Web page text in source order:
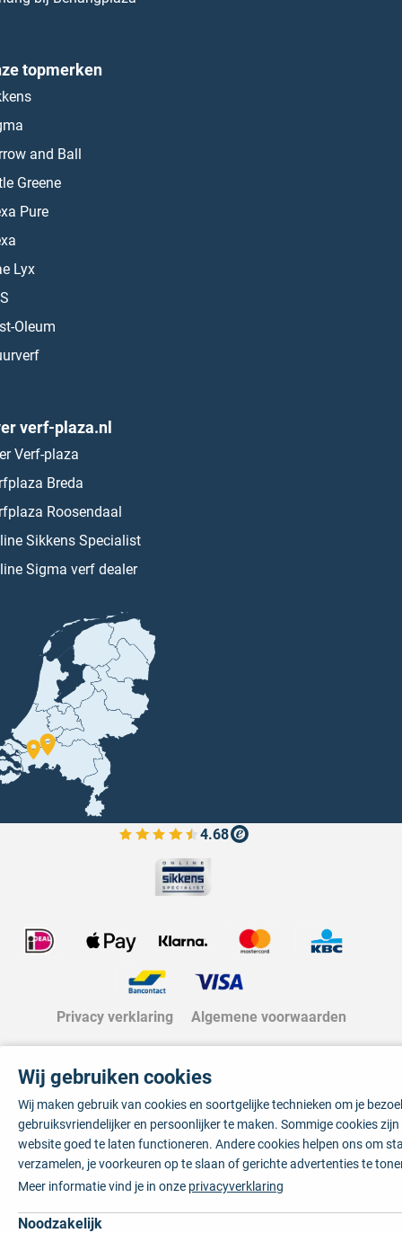
topmerken
and Ball
Greene
Pure
Lyx
Oleum
verf-plaza.nl
Verf-plaza
Breda
Roosendaal
Sikkens Specialist
Sigma verf dealer
4.68
Bekijk de verfplaza beoordelingen
Privacy verklaring Algemene voorwaarden
Wij gebruiken cookies
Wij maken gebruik van cookies en soortgelijke technieken om je
gebruiksvriendelijker en persoonlijker te maken. Sommige cookies
website goed te laten functioneren. Andere cookies helpen ons om
verzamelen, je voorkeuren op te slaan of gerichte advertenties te
Meer informatie vind je in onze privacyverklaring
Noodzakelijk